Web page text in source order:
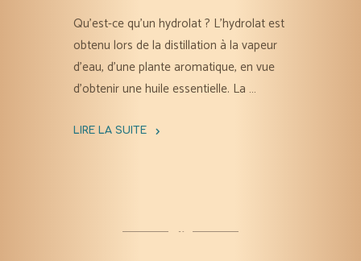
Qu’est-ce qu’un hydrolat ? L’hydrolat est
obtenu lors de la distillation à la vapeur
d’eau, d’une plante aromatique, en vue
d’obtenir une huile essentielle. La …
LIRE LA SUITE